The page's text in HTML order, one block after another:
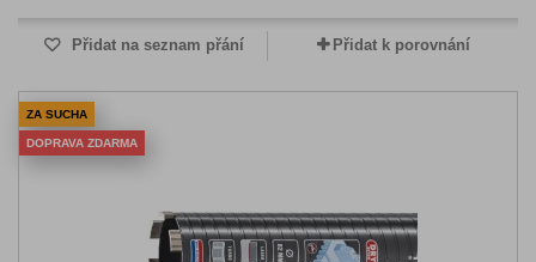
Přidat na seznam přání Přidat k porovnání
ZA SUCHA
DOPRAVA ZDARMA